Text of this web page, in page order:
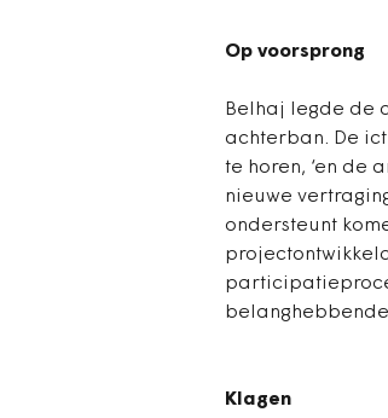
Op voorsprong
Belhaj legde de
achterban. De
te horen, ‘en de
nieuwe
ondersteunt
Klagen